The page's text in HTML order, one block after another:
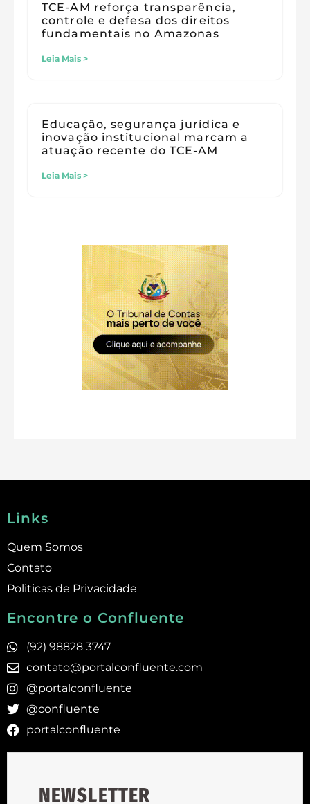
TCE-AM reforça transparência,
controle e defesa dos direitos
fundamentais no Amazonas
Leia Mais >
Educação, segurança jurídica e
inovação institucional marcam a
atuação recente do TCE-AM
Leia Mais >
Links
Quem Somos
Contato
Politicas de Privacidade
Encontre o Confluente
(92) 98828 3747
contato@portalconfluente.com
@portalconfluente
@confluente_
portalconfluente
NEWSLETTER